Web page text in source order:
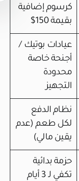
كرسوم إضافية
بقيمة 150$
عيادات بوتيك /
أجنحة خاصة
محدودة
التجهيز
نظام الدفع
لكل طعم (عدم
يقين مالي)
حزمة بدائية
تكفي لـ 3 أيام